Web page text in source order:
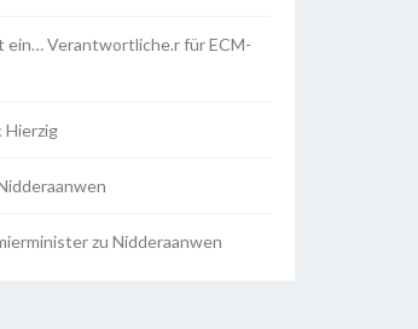
ein… Verantwortliche.r für ECM-
Hierzig
zu Nidderaanwen